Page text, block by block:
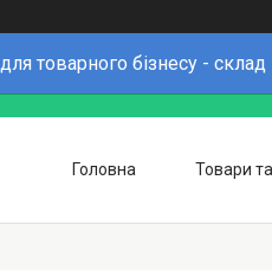
товарного бізнесу - склад
Головна Товари